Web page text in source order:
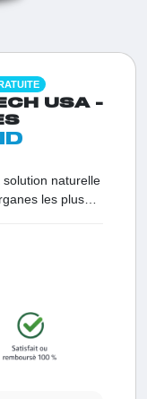
USA -
solution naturelle
les plus
personnes
leur organisme.
votre digestion